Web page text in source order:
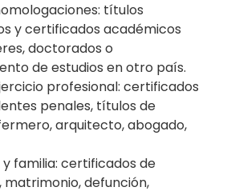
títulos
y certificados académicos
doctorados o
de estudios en otro país.
profesional: certificados
penales, títulos de
arquitecto, abogado,
familia: certificados de
matrimonio, defunción,